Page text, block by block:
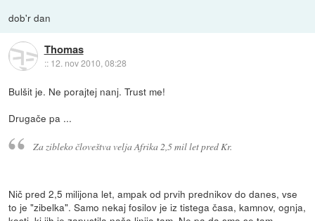
dob'r dan
Thomas
:: 12. nov 2010, 08:28
Bulšit je. Ne porajtej nanj. Trust me!
Drugače pa ...
Za zibleko človeštva velja Afrika 2,5 mil let pred Kr.
Nič pred 2,5 milijona let, ampak od prvih prednikov do danes, vse
to je "zibelka". Samo nekaj fosilov je iz tistega časa, kamnov, ognja,